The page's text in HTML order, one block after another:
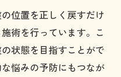
位置を正しく戻すだけ
術を行っています。こ
状態を目指すことがで
悩みの予防にもつなが